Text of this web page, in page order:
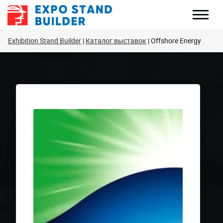
Перейти
Exhibition Stand Builder Каталог выставок Offshore Energy